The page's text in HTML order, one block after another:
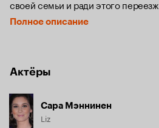
своей семьи и ради этого
комплекс Хэмлок лэйкс, в надежде
своих отношениях. К несчастью,
становятся жертвами
желающих разлучить их друг с
Полное описание
Актёры
Сара Мэннинен
Liz